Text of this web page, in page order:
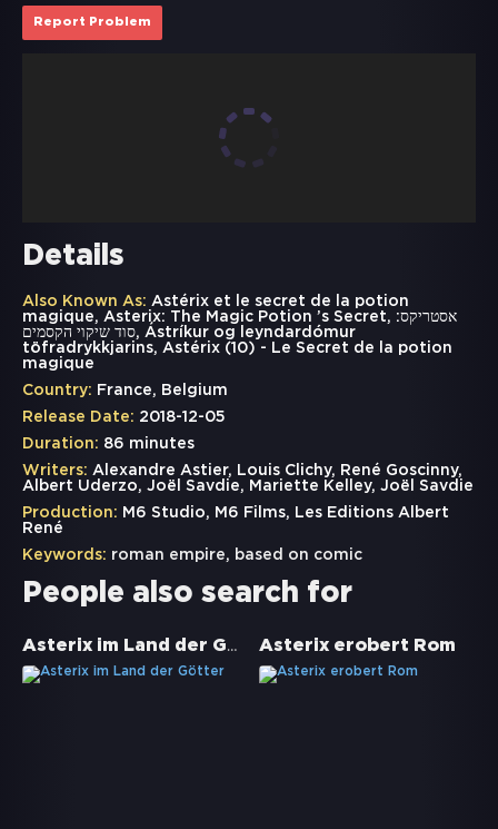
Report Problem
Details
Also Known As: Astérix et le secret de la potion
magique, Asterix: The Magic Potion ’s Secret, אסטריקס:
סוד שיקוי הקסמים, Ástríkur og leyndardómur
töfradrykkjarins, Astérix (10) - Le Secret de la potion
magique
Country: France, Belgium
Release Date: 2018-12-05
Duration: 86 minutes
Writers: Alexandre Astier, Louis Clichy, René Goscinny,
Albert Uderzo, Joël Savdie, Mariette Kelley, Joël Savdie
Production: M6 Studio, M6 Films, Les Editions Albert
René
Keywords: roman empire, based on comic
People also search for
Asterix im Land der Götter Asterix erobert Rom